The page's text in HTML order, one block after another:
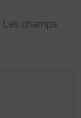
Les champs